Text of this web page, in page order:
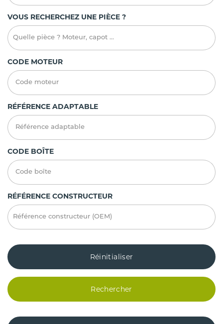
VOUS RECHERCHEZ UNE PIÈCE ?
CODE MOTEUR
RÉFÉRENCE ADAPTABLE
CODE BOÎTE
RÉFÉRENCE CONSTRUCTEUR
Réinitialiser
Rechercher